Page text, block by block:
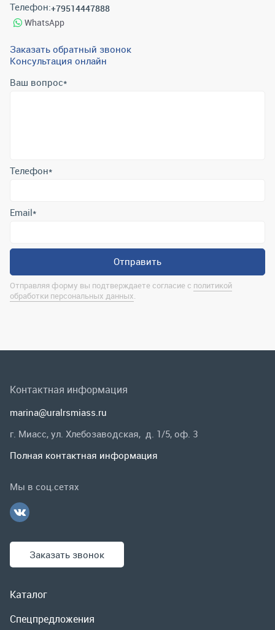
Телефон:+79514447888
WhatsApp
Заказать обратный звонок
Консультация онлайн
Ваш вопрос*
Отправляя форму вы подтверждаете согласие с
Спецпредложения
Гарантии и возврат
Контактная информация
marina@uralrsmiass.ru
Заказать звонок